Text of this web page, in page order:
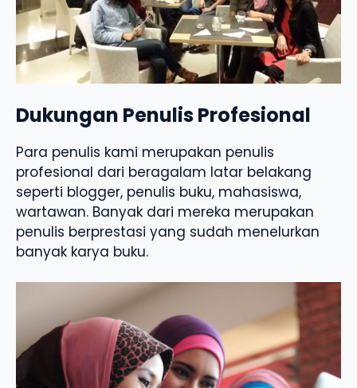
Dukungan Penulis Profesional
Para penulis kami merupakan penulis
profesional dari beragalam latar belakang
seperti blogger, penulis buku, mahasiswa,
wartawan. Banyak dari mereka merupakan
penulis berprestasi yang sudah menelurkan
banyak karya buku.